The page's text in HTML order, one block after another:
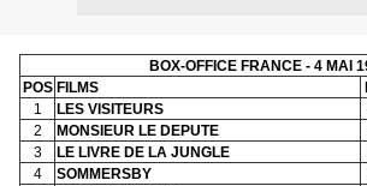
BOX-OFFICE FRANCE - 4 MAI
POS FILMS
1
LES VISITEURS
2
MONSIEUR LE DEPUTE
3
LE LIVRE DE LA JUNGLE
4
SOMMERSBY